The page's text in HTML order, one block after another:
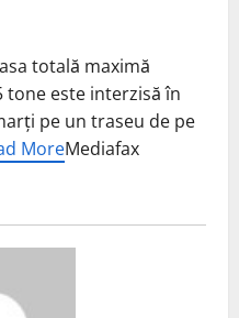
totală maximă
tone este interzisă în
pe un traseu de pe
MoreMediafax